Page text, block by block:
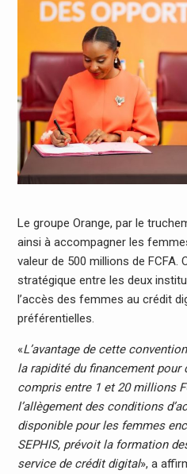
Le groupe Orange, par le
ainsi à accompagner les
valeur de 500 millions de FCFA.
stratégique entre les deux
l’accès des femmes au crédit
préférentielles.
«L’avantage de cette
la rapidité du financement
compris entre 1 et 20 millions
l’allègement des conditions
disponible pour les femmes
SEPHIS, prévoit la formation
service de crédit digital», a